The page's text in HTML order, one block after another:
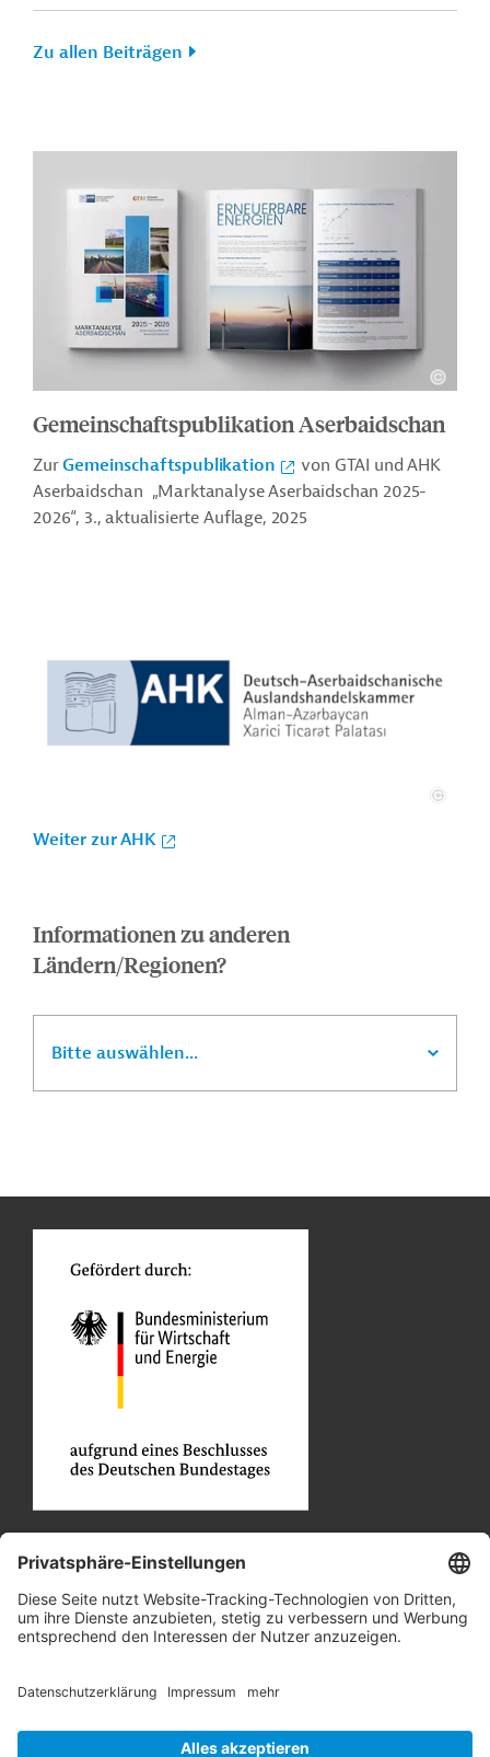
Zu allen Beiträgen
Gemeinschaftspublikation Aserbaidschan
ZurGemeinschaftspublikation
von GTAI und AHK
Aserbaidschan „Marktanalyse Aserbaidschan 2025-
2026“, 3., aktualisierte Auflage, 2025
Weiter zur AHK
Informationen zu anderen
Ländern/Regionen?
Bitte auswählen...
Unsere Partner
Job und Karriere
Cookie-Einstellungen